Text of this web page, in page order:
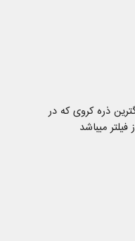
ذره کروی که در
میباشد